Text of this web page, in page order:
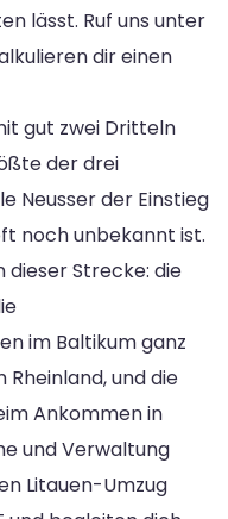
lässt. Ruf uns unter
dir einen
gut zwei Dritteln
der drei
Neusser der Einstieg
noch unbekannt ist.
dieser Strecke: die
im Baltikum ganz
und die
Ankommen in
und Verwaltung
Litauen-Umzug